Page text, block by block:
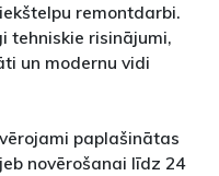
remontdarbi.
tehniskie risinājumi,
un modernu vidi
paplašinātas
novērošanai līdz 24